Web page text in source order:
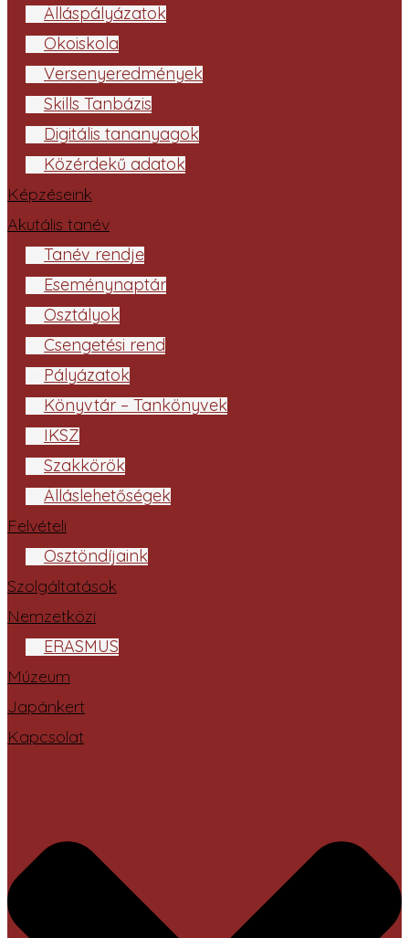
Álláspályázatok
Ökoiskola
Versenyeredmények
Skills Tanbázis
Digitális tananyagok
Közérdekű adatok
Képzéseink
Akutális tanév
Tanév rendje
Eseménynaptár
Osztályok
Csengetési rend
Pályázatok
Könyvtár – Tankönyvek
IKSZ
Szakkörök
Álláslehetőségek
Felvételi
Ösztöndíjaink
Szolgáltatások
Nemzetközi
ERASMUS
Múzeum
Japánkert
Kapcsolat